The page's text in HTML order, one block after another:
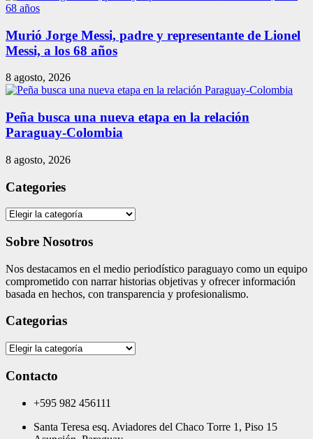
Murió Jorge Messi, padre y representante de Lionel
Messi, a los 68 años
8 agosto, 2026
Peña busca una nueva etapa en la relación
Paraguay-Colombia
8 agosto, 2026
Categories
Categories
Sobre Nosotros
Nos destacamos en el medio periodístico paraguayo como un equipo
comprometido con narrar historias objetivas y ofrecer información
basada en hechos, con transparencia y profesionalismo.
Categorias
Categorias
Contacto
+595 982 456111
Santa Teresa esq. Aviadores del Chaco Torre 1, Piso 15